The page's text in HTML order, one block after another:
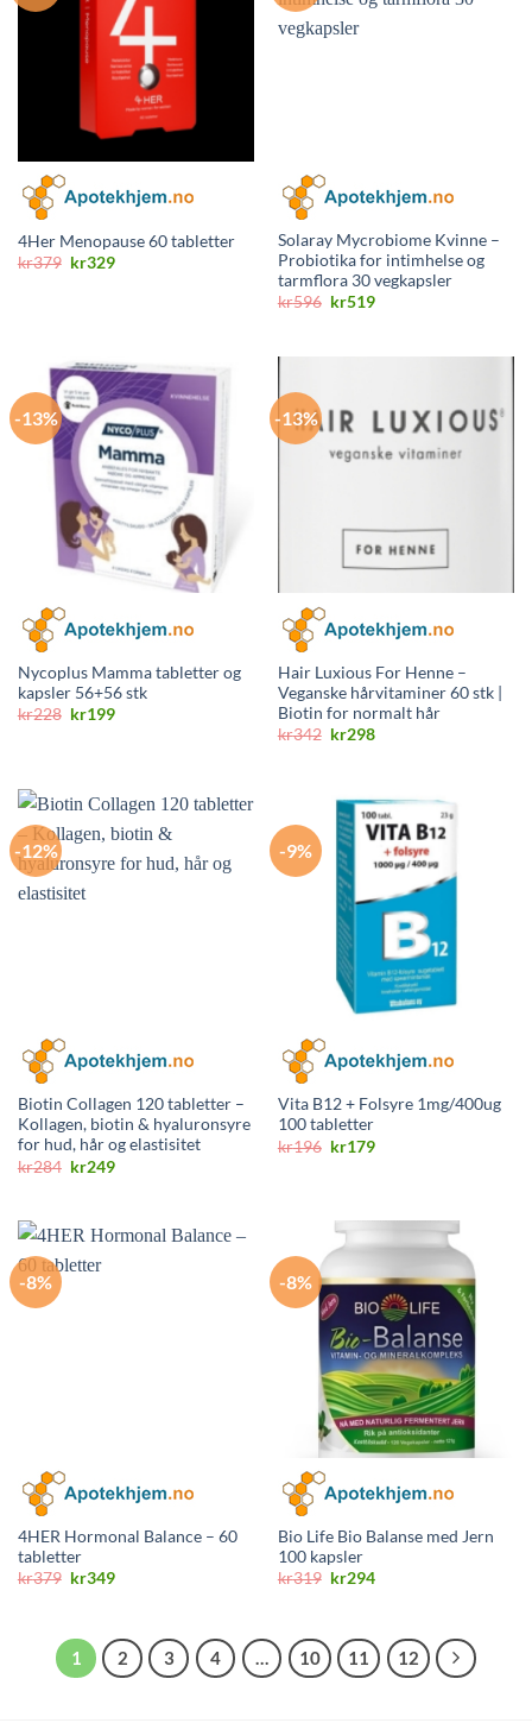
4Her Menopause 60 tabletter
kr379 Opprinnelig
kr329Nåværende
Solaray Mycrobiome Kvinne –
Probiotika for intimhelse og
tarmflora 30 vegkapsler
kr596 Opprinnelig
kr519Nåværende
-13%
Nycoplus Mamma tabletter og
kapsler 56+56 stk
kr228 Opprinnelig
kr199Nåværende
-13%
Hair Luxious For Henne –
Veganske hårvitaminer 60 stk |
Biotin for normalt hår
kr342 Opprinnelig
kr298Nåværende
-12%
Biotin Collagen 120 tabletter –
Kollagen, biotin & hyaluronsyre
for hud, hår og elastisitet
kr284 Opprinnelig
kr249Nåværende
-9%
Vita B12 + Folsyre 1mg/400ug
100 tabletter
kr196 Opprinnelig
kr179Nåværende
-8%
4HER Hormonal Balance – 60
tabletter
kr379 Opprinnelig
kr349Nåværende
-8%
Bio Life Bio Balanse med Jern
100 kapsler
kr319 Opprinnelig
kr294Nåværende
1 2 3 4 … 10 11 12